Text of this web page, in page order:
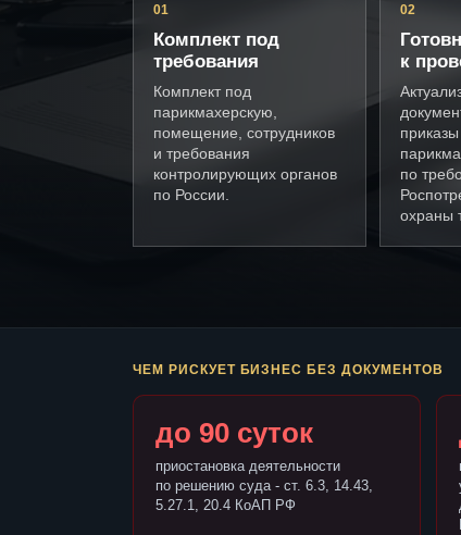
01
Комплект под
требования
Комплект под
парикмахерскую,
помещение, сотрудников
и требования
контролирующих органов
по России.
02
к
по
охраны
ЧЕМ РИСКУЕТ БИЗНЕС БЕЗ ДОКУМЕНТОВ
до 90 суток
приостановка деятельности
по решению суда - ст. 6.3, 14.43,
5.27.1, 20.4 КоАП РФ